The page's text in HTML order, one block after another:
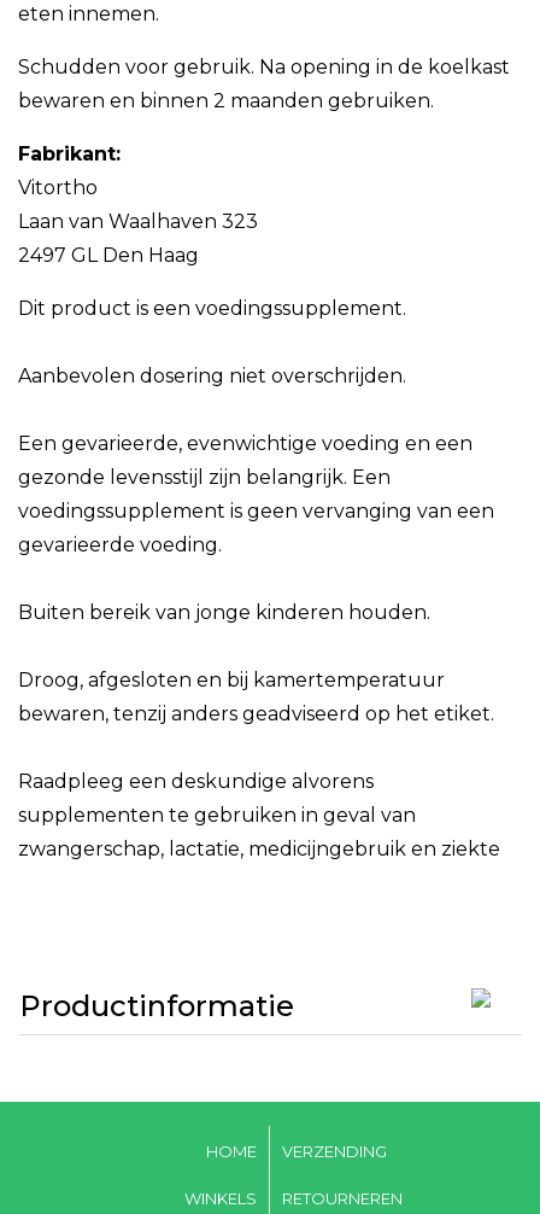
eten innemen.
Schudden voor gebruik. Na opening in de koelkast
bewaren en binnen 2 maanden gebruiken.
Fabrikant:
Vitortho
Laan van Waalhaven 323
2497 GL Den Haag
Dit product is een voedingssupplement.
Aanbevolen dosering niet overschrijden.
Een gevarieerde, evenwichtige voeding en een
gezonde levensstijl zijn belangrijk. Een
voedingssupplement is geen vervanging van een
gevarieerde voeding.
Buiten bereik van jonge kinderen houden.
Droog, afgesloten en bij kamertemperatuur
bewaren, tenzij anders geadviseerd op het etiket.
Raadpleeg een deskundige alvorens
supplementen te gebruiken in geval van
zwangerschap, lactatie, medicijngebruik en ziekte
Productinformatie
HOME
WINKELS
VERZENDING
RETOURNEREN